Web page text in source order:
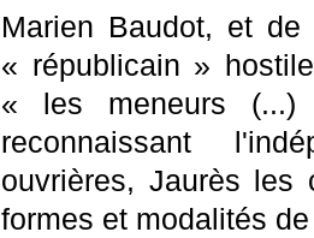
Marien Baudot, et
« républicain »
« les meneurs
reconnaissant
ouvrières, Jaurès
formes et modalités